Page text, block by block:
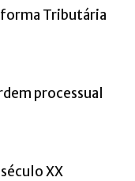
Tributária
processual
XX